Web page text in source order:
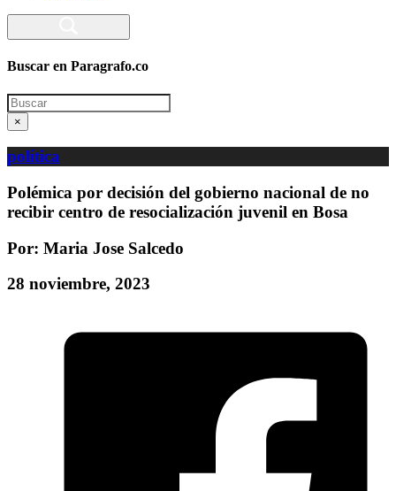
Buscar en Paragrafo.co
Search
×
política
Polémica por decisión del gobierno nacional de no
recibir centro de resocialización juvenil en Bosa
Por: Maria Jose Salcedo
28 noviembre, 2023